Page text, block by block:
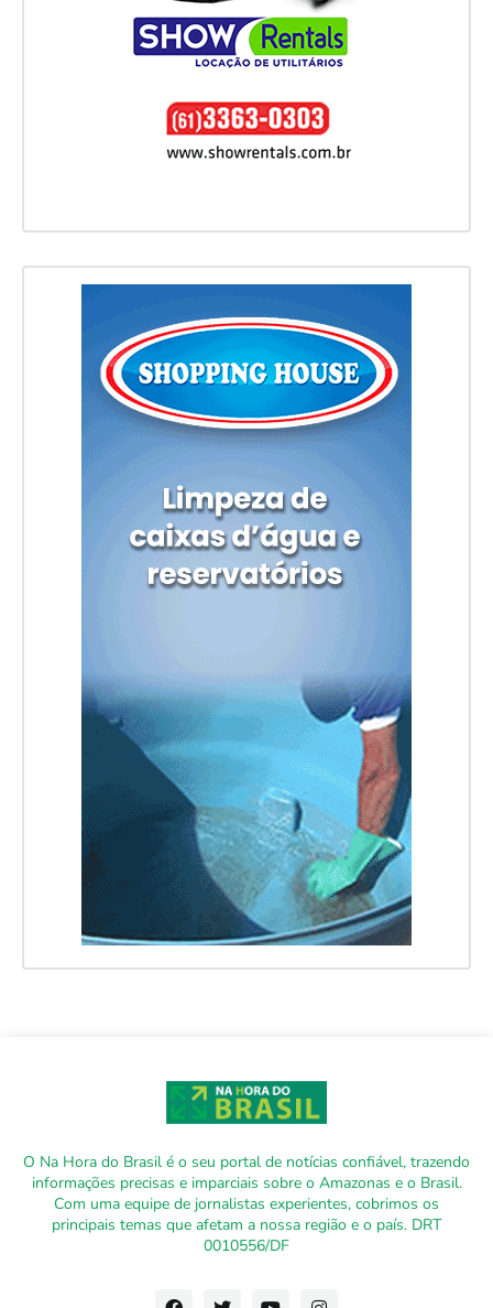
O Na Hora do Brasil é o seu portal de notícias confiável, trazendo
informações precisas e imparciais sobre o Amazonas e o Brasil.
Com uma equipe de jornalistas experientes, cobrimos os
principais temas que afetam a nossa região e o país. DRT
0010556/DF